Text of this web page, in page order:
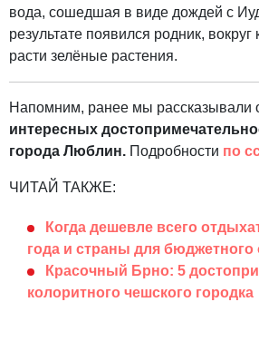
вода, сошедшая в виде дождей с
результате появился родник, вокруг
расти зелёные растения.
Напомним, ранее мы рассказывали
интересных
города Люблин. Подробности по
ЧИТАЙ ТАКЖЕ:
Когда дешевле всего
года и страны для бюджетного
Красочный Брно: 5
колоритного чешского городка